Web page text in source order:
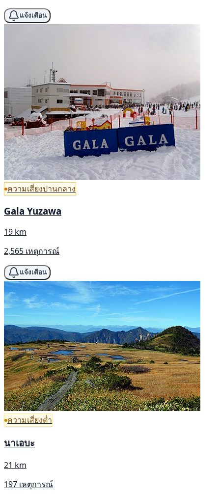
แจ้งเตือน
ความเสี่ยงปานกลาง
Gala Yuzawa
19 km
2,565 เหตุการณ์
แจ้งเตือน
ความเสี่ยงต่ำ
นาเอบะ
21 km
197 เหตุการณ์